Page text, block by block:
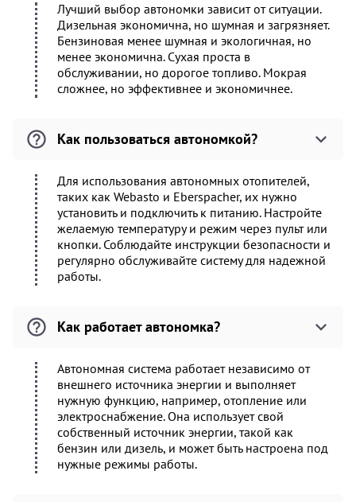
Лучший выбор автономки зависит от ситуации.
Дизельная экономична, но шумная и загрязняет.
Бензиновая менее шумная и экологичная, но
менее экономична. Сухая проста в
обслуживании, но дорогое топливо. Мокрая
сложнее, но эффективнее и экономичнее.
Как пользоваться автономкой?
Для использования автономных отопителей,
таких как Webasto и Eberspacher, их нужно
установить и подключить к питанию. Настройте
желаемую температуру и режим через пульт или
кнопки. Соблюдайте инструкции безопасности и
регулярно обслуживайте систему для надежной
работы.
Как работает автономка?
Автономная система работает независимо от
внешнего источника энергии и выполняет
нужную функцию, например, отопление или
электроснабжение. Она использует свой
собственный источник энергии, такой как
бензин или дизель, и может быть настроена под
нужные режимы работы.